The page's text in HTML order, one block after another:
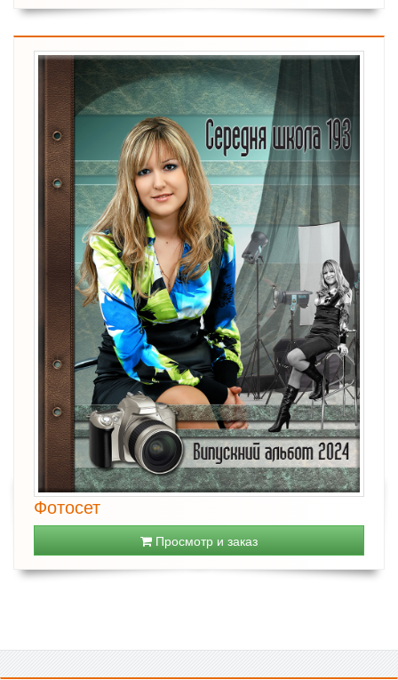
Фотосет
Просмотр и заказ